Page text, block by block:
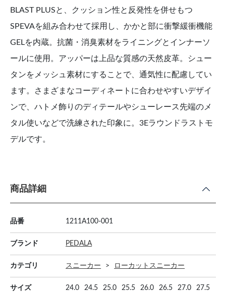
BLAST PLUSと、クッション性と反発性を併せもつ
SPEVAを組み合わせて採用し、かかと部に衝撃緩衝機能
GELを内蔵。抗菌・消臭素材をライニングとインナーソ
ールに使用。アッパーは上品な質感の天然皮革。シュー
タンをメッシュ素材にすることで、通気性に配慮してい
ます。さまざまなコーディネートに合わせやすいデザイ
ンで、ハトメ飾りのディテールやシューレース先端のメ
タル使いなどで洗練された印象に。3Eラウンドラストモ
デルです。
商品詳細
品番 1211A100-001
ブランド PEDALA
カテゴリ スニーカー ローカットスニーカー
サイズ 24.0 24.5 25.0 25.5 26.0 26.5 27.0
27.5